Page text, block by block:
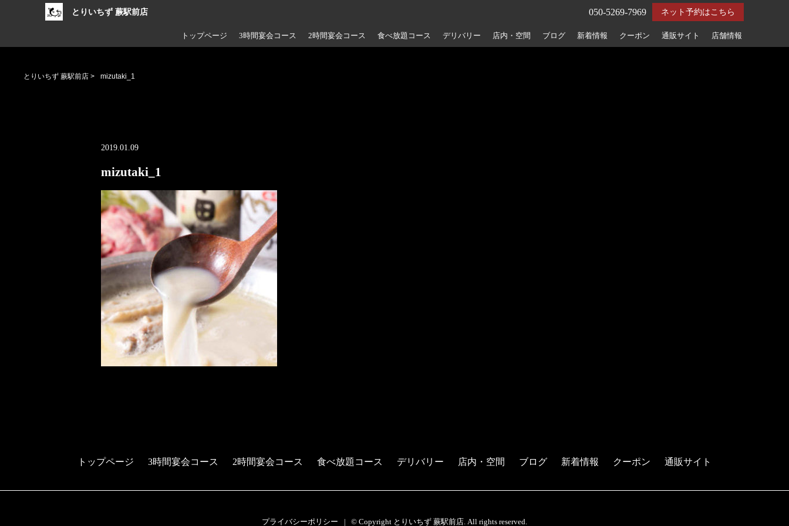
とりいちず 蕨駅前店 ネット予約はこちら
050-5269-7969
トップページ 3時間宴会コース 2時間宴会コース 食べ放題コース デリバリー 店内・空間 ブログ 新着情報 クーポン 通販サイト 店舗情報
とりいちず 蕨駅前店 > mizutaki_1
2019.01.09
mizutaki_1
トップページ 3時間宴会コース 2時間宴会コース 食べ放題コース デリバリー 店内・空間 ブログ 新着情報 クーポン 通販サイト
プライバシーポリシー © Copyright とりいちず 蕨駅前店. All rights reserved.